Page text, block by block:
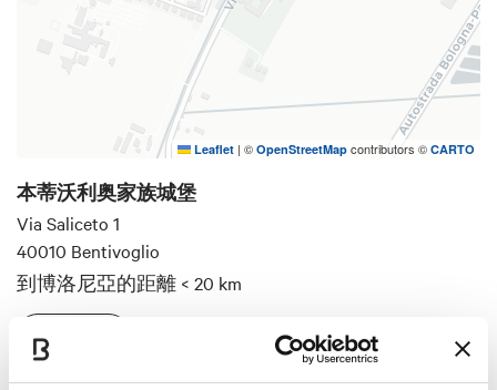
Leaflet | © OpenStreetMap contributors © CARTO
本蒂沃利奥家族城堡
Via Saliceto 1
40010 Bentivoglio
到博洛尼亞的距離 < 20 km
如何到达